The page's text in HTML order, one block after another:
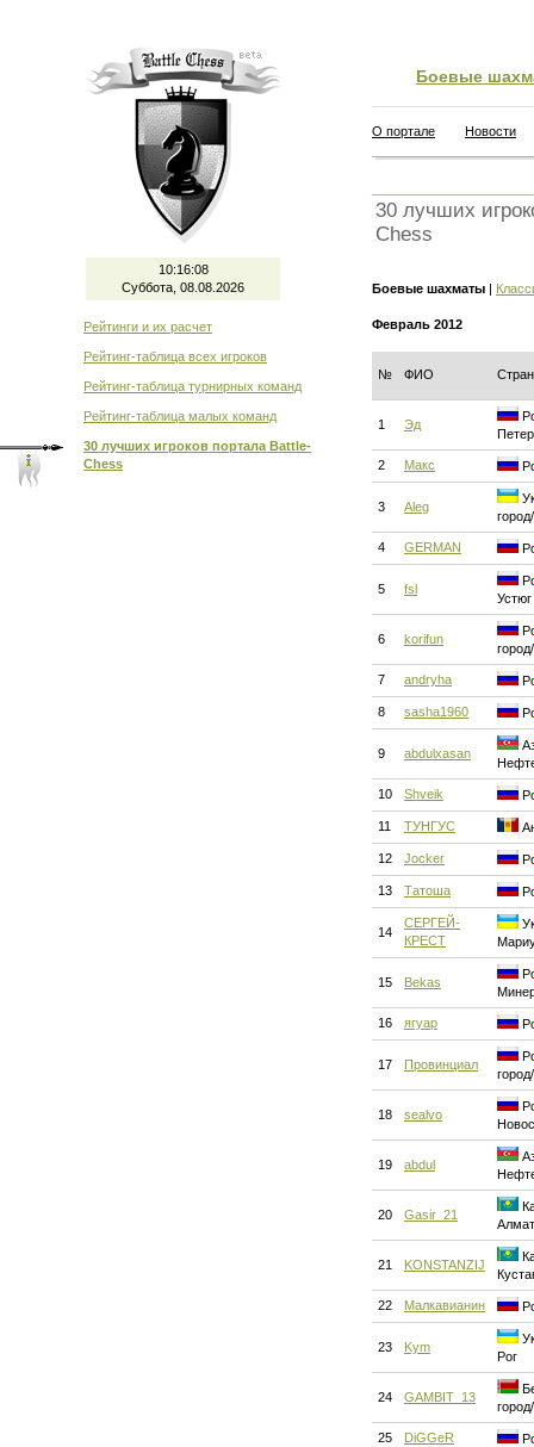
10:16:08
Суббота, 08.08.2026
Рейтинги и их расчет
Рейтинг-таблица всех игроков
Рейтинг-таблица турнирных команд
Рейтинг-таблица малых команд
30 лучших игроков портала Battle-
Chess
Боевые
О портале Новости
30 лучших
Chess
Боевые шахматы |
Февраль 2012
№ ФИО
1 Эд
2 Макс
3 Aleg
4 GERMAN
5 fsl
Устюг
6 korifun
7 andryha
8 sasha1960
9 abdulxasan
10 Shveik
11 ТУНГУС
12 Jocker
13 Татоша
14
СЕРГЕЙ-
КРЕСТ
15 Bekas
16 ягуар
17 Провинциал
18 sealvo
19 abdul
20 Gasir_21
21 KONSTANZIJ
22 Малкавианин
23 Kym
Рог
24 GAMBIT_13
25 DiGGeR